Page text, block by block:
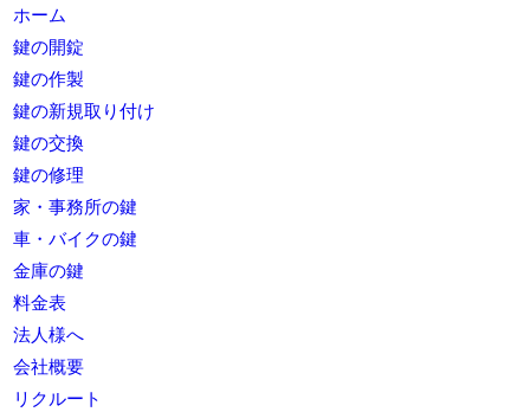
ホーム
鍵の開錠
鍵の作製
鍵の新規取り付け
鍵の交換
鍵の修理
家・事務所の鍵
車・バイクの鍵
金庫の鍵
料金表
法人様へ
会社概要
リクルート